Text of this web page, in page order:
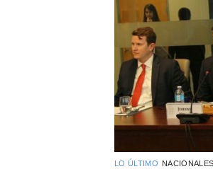
LO ÚLTIMO NACIONALES